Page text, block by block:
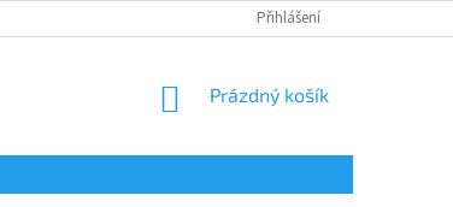
Přihlášení
NÁKUPNÍ
Prázdný košík